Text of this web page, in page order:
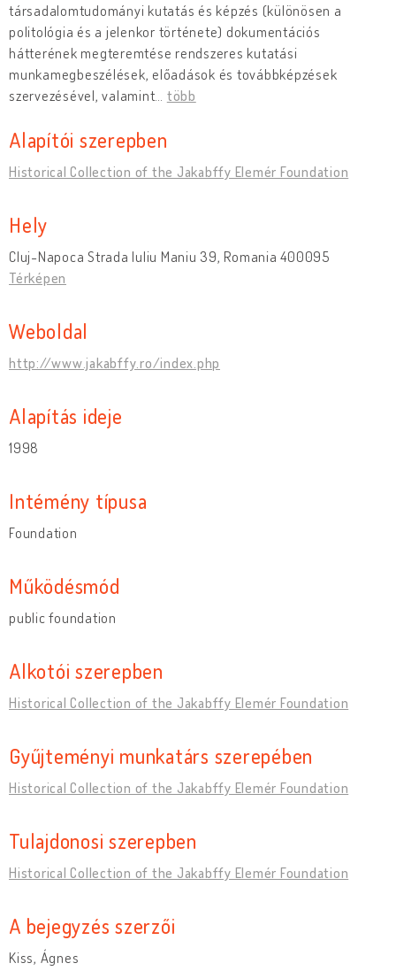
társadalomtudományi kutatás és képzés (különösen a
politológia és a jelenkor története) dokumentációs
hátterének megteremtése rendszeres kutatási
munkamegbeszélések, előadások és továbbképzések
szervezésével, valamint
több
Alapítói szerepben
Historical Collection of the Jakabffy Elemér Foundation
Hely
Cluj-Napoca Strada Iuliu Maniu 39, Romania 400095
Térképen
Weboldal
http://www.jakabffy.ro/index.php
Alapítás ideje
1998
Intémény típusa
Foundation
Működésmód
public foundation
Alkotói szerepben
Historical Collection of the Jakabffy Elemér Foundation
Gyűjteményi munkatárs szerepében
Historical Collection of the Jakabffy Elemér Foundation
Tulajdonosi szerepben
Historical Collection of the Jakabffy Elemér Foundation
A bejegyzés szerzői
Kiss, Ágnes